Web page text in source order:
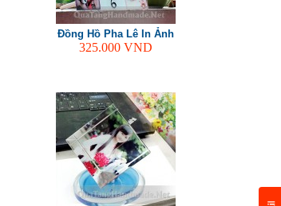
Đồng Hồ Pha Lê In Ảnh
325.000 VND